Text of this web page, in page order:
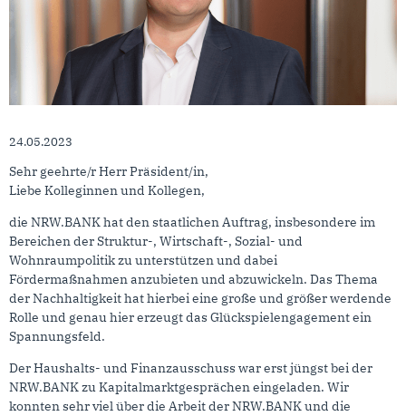
24.05.2023
Sehr geehrte/r Herr Präsident/in,
Liebe Kolleginnen und Kollegen,
die NRW.BANK hat den staatlichen Auftrag, insbesondere im
Bereichen der Struktur-, Wirtschaft-, Sozial- und
Wohnraumpolitik zu unterstützen und dabei
Fördermaßnahmen anzubieten und abzuwickeln. Das Thema
der Nachhaltigkeit hat hierbei eine große und größer werdende
Rolle und genau hier erzeugt das Glückspielengagement ein
Spannungsfeld.
Der Haushalts- und Finanzausschuss war erst jüngst bei der
NRW.BANK zu Kapitalmarktgesprächen eingeladen. Wir
konnten sehr viel über die Arbeit der NRW.BANK und die